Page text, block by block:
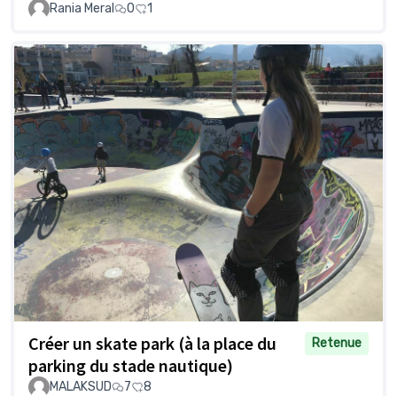
Rania Meral 0 1
Créer un skate park (à la place du
parking du stade nautique)
Retenue
MALAKSUD 7 8